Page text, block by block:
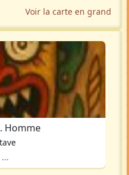
Voir la carte en grand
Homme